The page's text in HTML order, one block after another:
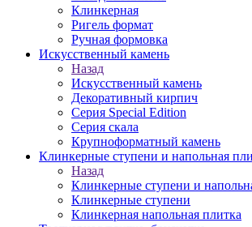
Клинкерная
Ригель формат
Ручная формовка
Искусственный камень
Назад
Искусственный камень
Декоративный кирпич
Серия Special Edition
Серия скала
Крупноформатный камень
Клинкерные ступени и напольная
Назад
Клинкерные ступени и
Клинкерные ступени
Клинкерная напольная плитка